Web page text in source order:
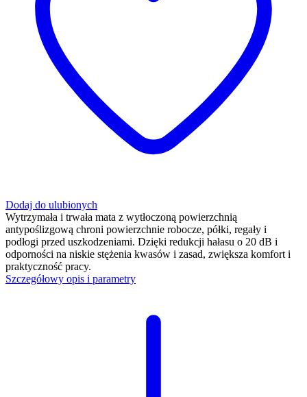
Dodaj do ulubionych
Wytrzymała i trwała mata z wytłoczoną powierzchnią
antypoślizgową chroni powierzchnie robocze, półki, regały i
podłogi przed uszkodzeniami. Dzięki redukcji hałasu o 20 dB i
odporności na niskie stężenia kwasów i zasad, zwiększa komfort i
praktyczność pracy.
Szczegółowy opis i parametry